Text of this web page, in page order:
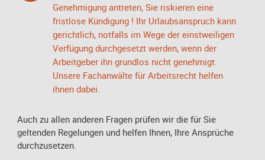
Genehmigung antreten, Sie riskieren eine
fristlose Kündigung ! Ihr Urlaubsanspruch kann
gerichtlich, notfalls im Wege der einstweiligen
Verfügung durchgesetzt werden, wenn der
Arbeitgeber ihn grundlos nicht genehmigt.
Unsere Fachanwälte für Arbeitsrecht helfen
ihnen dabei.
Auch zu allen anderen Fragen prüfen wir die für Sie
geltenden Regelungen und helfen Ihnen, Ihre Ansprüche
durchzusetzen.